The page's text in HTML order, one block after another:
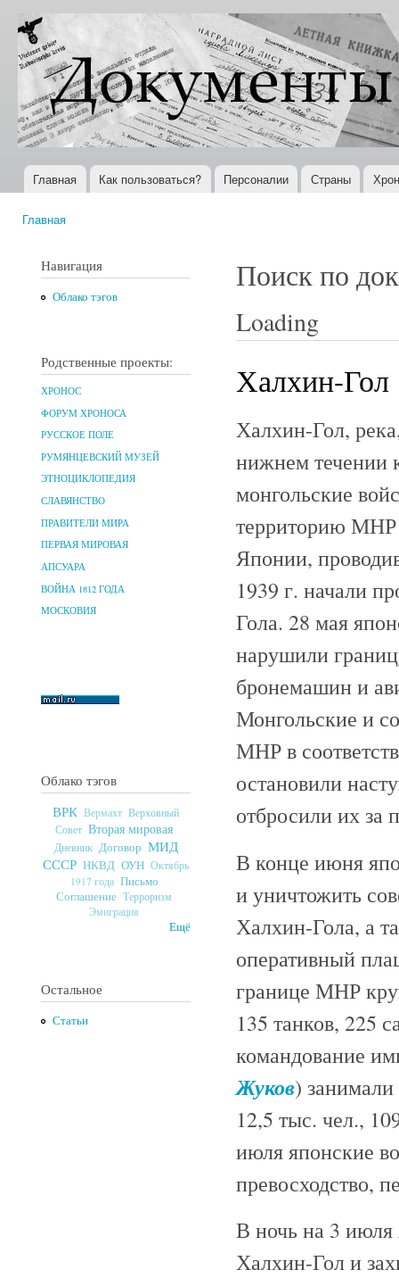
Документы
XX века
Всемирная
история в
Интернете
Главное меню
Главная Как пользоваться? Персоналии Страны
Главная
Навигация
Облако тэгов
Родственные проекты:
ХРОНОС
ФОРУМ ХРОНОСА
РУССКОЕ ПОЛЕ
РУМЯНЦЕВСКИЙ МУЗЕЙ
ЭТНОЦИКЛОПЕДИЯ
СЛАВЯНСТВО
ПРАВИТЕЛИ МИРА
ПЕРВАЯ МИРОВАЯ
АПСУАРА
ВОЙНА 1812 ГОДА
МОСКОВИЯ
Облако тэгов
ВРК Вермахт Верховный
Совет Вторая мировая
Дневник Договор МИД
СССР НКВД ОУН Октябрь
1917 года Письмо
Соглашение Терроризм
Эмиграция
Ещё
Остальное
Статьи
Поиск по
Loading
Халхин-Гол
Халхин-Гол,
нижнем течении
монгольские
территорию МНР
Японии,
1939 г. начали
Гола. 28 мая
нарушили
бронемашин и
Монгольские и
МНР в
остановили
отбросили их за
В конце июня
и уничтожить
Халхин-Гола, а
оперативный
границе МНР
135 танков, 225
командование
Жуков)
12,5 тыс. чел.,
июля японские
превосходство,
В ночь на 3 июля
Халхин-Гол и